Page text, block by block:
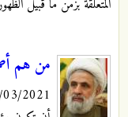
المتعلقة بزمن ما قبيل
من هم
2021 - 00:03